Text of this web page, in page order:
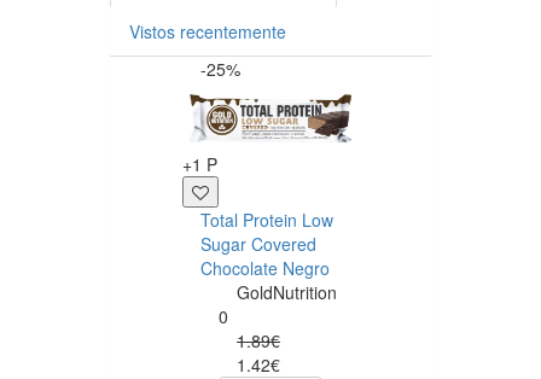
Vistos recentemente
-25%
+1 P
Total Protein Low
Sugar Covered
Chocolate Negro
GoldNutrition
0
1.89€
1.42€